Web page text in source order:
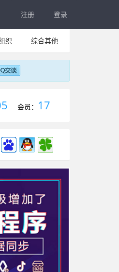
注册 登录
织 综合其他
会员： 17